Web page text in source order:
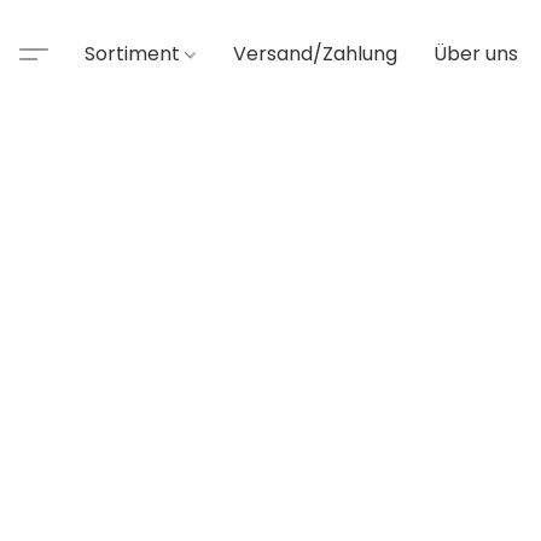
Sortiment Versand/Zahlung Über uns